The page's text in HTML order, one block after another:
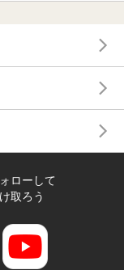
ローして
取ろう